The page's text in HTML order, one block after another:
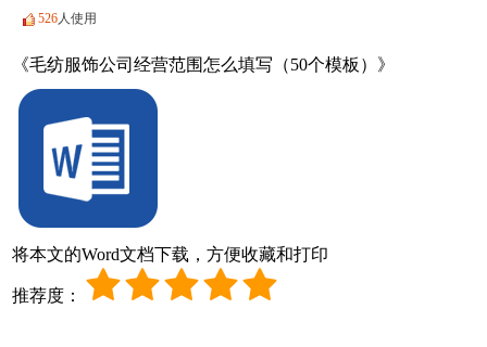
526人使用
《毛纺服饰公司经营范围怎么填写（50个模板）》
将本文的Word文档下载，方便收藏和打印
推荐度：